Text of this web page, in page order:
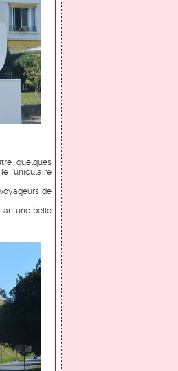
quelques
funiculaire
de
an une belle